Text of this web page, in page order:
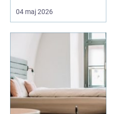
Många gäster beskriver
en helhetsupplevelse där
genuina dalakulturen
och doften av nylagad
mat från lokala r...
04 maj 2026